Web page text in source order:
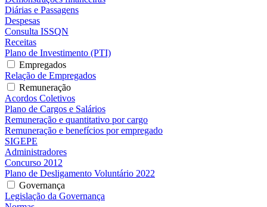
Diárias e Passagens
Despesas
Consulta ISSQN
Receitas
Plano de Investimento (PTI)
Empregados
Relação de Empregados
Remuneração
Acordos Coletivos
Plano de Cargos e Salários
Remuneração e quantitativo por cargo
Remuneração e benefícios por empregado
SIGEPE
Administradores
Concurso 2012
Plano de Desligamento Voluntário 2022
Governança
Legislação da Governança